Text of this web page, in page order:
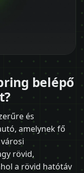
belépő
és
amelynek fő
rövid,
a rövid hatótáv